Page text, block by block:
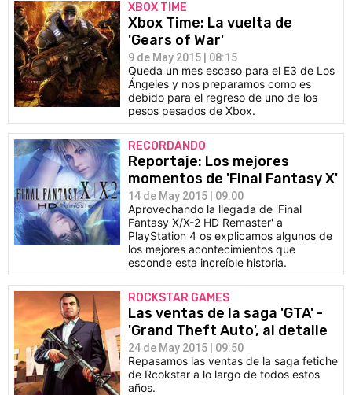
XBOX TIME
Xbox Time: La vuelta de
'Gears of War'
9 de May 2015 | 08:15
Queda un mes escaso para el E3 de Los
Ángeles y nos preparamos como es
debido para el regreso de uno de los
pesos pesados de Xbox.
RECORDANDO
Reportaje: Los mejores
momentos de 'Final Fantasy X'
14 de May 2015 | 09:00
Aprovechando la llegada de 'Final
Fantasy X/X-2 HD Remaster' a
PlayStation 4 os explicamos algunos de
los mejores acontecimientos que
esconde esta increíble historia.
ROCKSTAR GAMES
Las ventas de la saga 'GTA' -
'Grand Theft Auto', al detalle
24 de May 2015 | 09:50
Repasamos las ventas de la saga fetiche
de Rcokstar a lo largo de todos estos
años.